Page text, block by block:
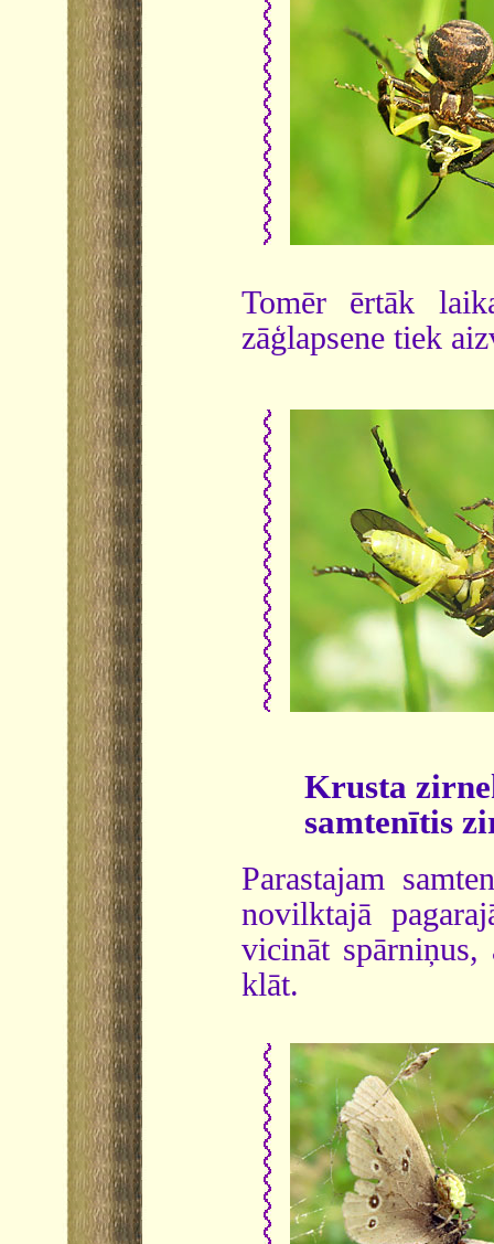
Tomēr ērtāk
zāģlapsene tiek
Krusta
samtenītis
Parastajam
novilktajā
vicināt
klāt.